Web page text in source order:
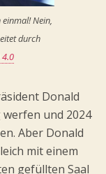
Nein,
durch
4.0
Donald
und 2024
Aber Donald
mit einem
gefüllten Saal